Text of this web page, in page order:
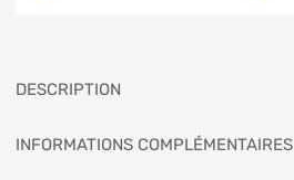
DESCRIPTION
INFORMATIONS COMPLÉMENTAIRES